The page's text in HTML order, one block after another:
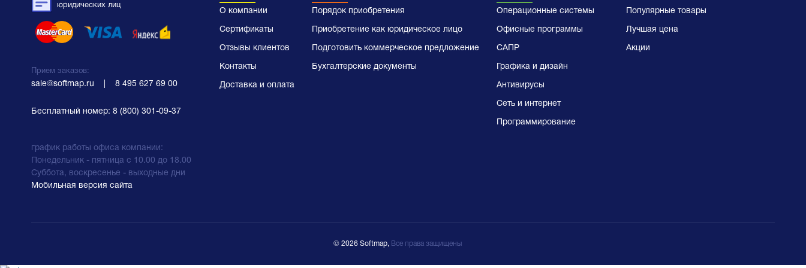
юридических лиц
Прием заказов:
sale@softmap.ru 8 495 627 69 00
Бесплатный номер: 8 (800) 301-09-37
график работы офиса компании:
Понедельник - пятница с 10.00 до 18.00
Суббота, воскресенье - выходные дни
О компании
Сертификаты
Отзывы клиентов
Контакты
Доставка и оплата
Порядок приобретения
Приобретение как юридическое лицо
Подготовить коммерческое предложение
Бухгалтерские документы
Операционные системы
Офисные программы
САПР
Графика и дизайн
Антивирусы
Сеть и интернет
Программирование
Популярные товары
Лучшая цена
Акции
Мобильная версия сайта
© 2026 Softmap, Все права защищены